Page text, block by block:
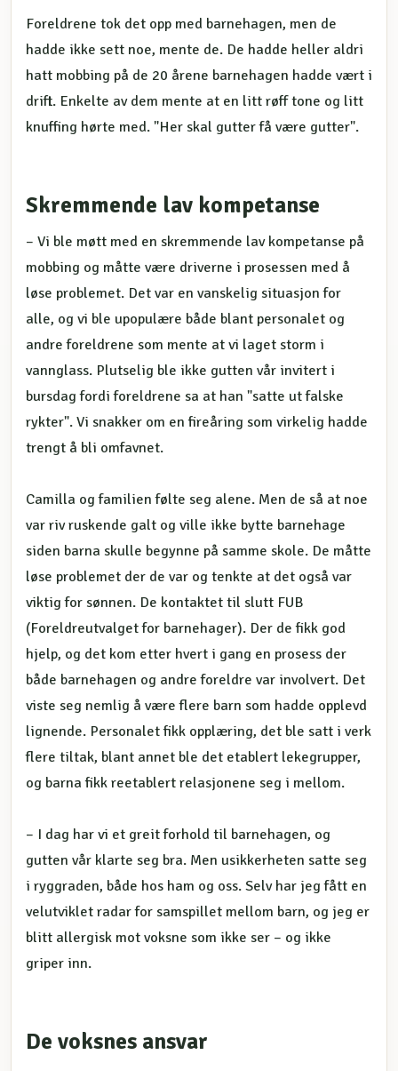
Foreldrene tok det opp med barnehagen, men de
hadde ikke sett noe, mente de. De hadde heller aldri
hatt mobbing på de 20 årene barnehagen hadde vært i
drift. Enkelte av dem mente at en litt røff tone og litt
knuffing hørte med. "Her skal gutter få være gutter".
Skremmende lav kompetanse
– Vi ble møtt med en skremmende lav kompetanse på
mobbing og måtte være driverne i prosessen med å
løse problemet. Det var en vanskelig situasjon for
alle, og vi ble upopulære både blant personalet og
andre foreldrene som mente at vi laget storm i
vannglass. Plutselig ble ikke gutten vår invitert i
bursdag fordi foreldrene sa at han "satte ut falske
rykter". Vi snakker om en fireåring som virkelig hadde
trengt å bli omfavnet.
Camilla og familien følte seg alene. Men de så at noe
var riv ruskende galt og ville ikke bytte barnehage
siden barna skulle begynne på samme skole. De måtte
løse problemet der de var og tenkte at det også var
viktig for sønnen. De kontaktet til slutt FUB
(Foreldreutvalget for barnehager). Der de fikk god
hjelp, og det kom etter hvert i gang en prosess der
både barnehagen og andre foreldre var involvert. Det
viste seg nemlig å være flere barn som hadde opplevd
lignende. Personalet fikk opplæring, det ble satt i verk
flere tiltak, blant annet ble det etablert lekegrupper,
og barna fikk reetablert relasjonene seg i mellom.
– I dag har vi et greit forhold til barnehagen, og
gutten vår klarte seg bra. Men usikkerheten satte seg
i ryggraden, både hos ham og oss. Selv har jeg fått en
velutviklet radar for samspillet mellom barn, og jeg er
blitt allergisk mot voksne som ikke ser – og ikke
griper inn.
De voksnes ansvar